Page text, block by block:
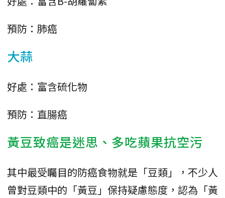
預防：肺癌
大蒜
好處：富含硫化物
預防：直腸癌
黃豆致癌是迷思、多吃蘋果抗空污
其中最受矚目的防癌食物就是「豆類」，不少人
曾對豆類中的「黃豆」保持疑慮態度，認為「黃